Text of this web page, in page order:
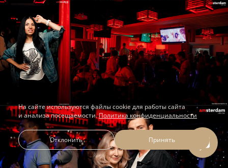
На сайте используются файлы cookie для работы сайта
и анализа посещаемости.Политика конфиденциальности
Отклонить Принять